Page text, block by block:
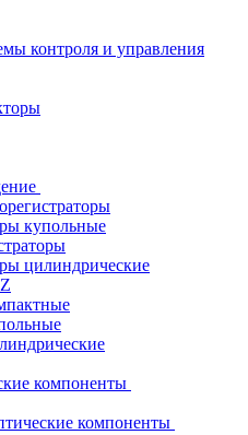
контроля и управления
купольные
цилиндрические
компоненты
компоненты